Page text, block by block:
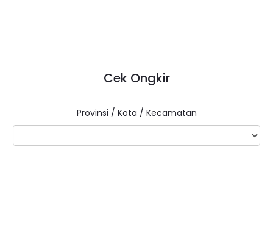
Cek Ongkir
Provinsi / Kota / Kecamatan